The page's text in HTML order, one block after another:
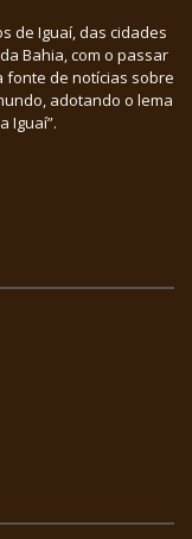
de Iguaí, das cidades
Bahia, com o passar
fonte de notícias sobre
adotando o lema
Iguaí”.